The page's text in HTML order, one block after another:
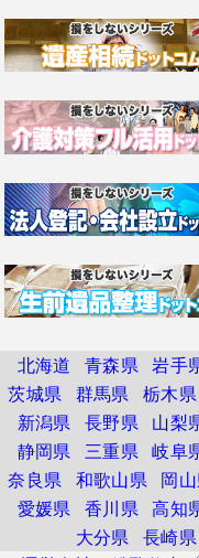
北海道 青森県 岩手
茨城県 群馬県 栃木県
新潟県 長野県 山梨
静岡県 三重県 岐阜
奈良県 和歌山県 岡
愛媛県 香川県 高知
大分県 長崎県